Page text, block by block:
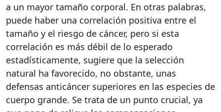
a un mayor tamaño corporal. En otras palabras,
puede haber una correlación positiva entre el
tamaño y el riesgo de cáncer, pero si esta
correlación es más débil de lo esperado
estadísticamente, sugiere que la selección
natural ha favorecido, no obstante, unas
defensas anticáncer superiores en las especies de
cuerpo grande. Se trata de un punto crucial, ya